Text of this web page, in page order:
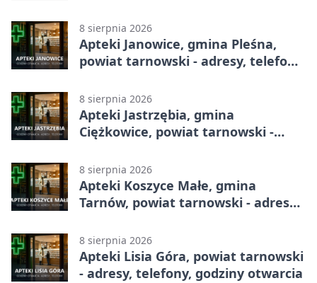
8 sierpnia 2026
Apteki Janowice, gmina Pleśna,
powiat tarnowski - adresy, telefony,
8 sierpnia 2026
Apteki Jastrzębia, gmina
Ciężkowice, powiat tarnowski -
8 sierpnia 2026
Apteki Koszyce Małe, gmina
Tarnów, powiat tarnowski - adresy,
8 sierpnia 2026
Apteki Lisia Góra, powiat tarnowski
- adresy, telefony, godziny otwarcia